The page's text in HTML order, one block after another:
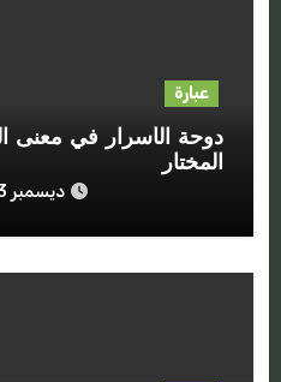
عبارة
دوحة الأسرار في معنى
المختار ‫‬
ديسمبر 3, 2025